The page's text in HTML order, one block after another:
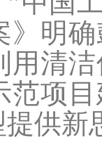
》明
用清
范项
供新